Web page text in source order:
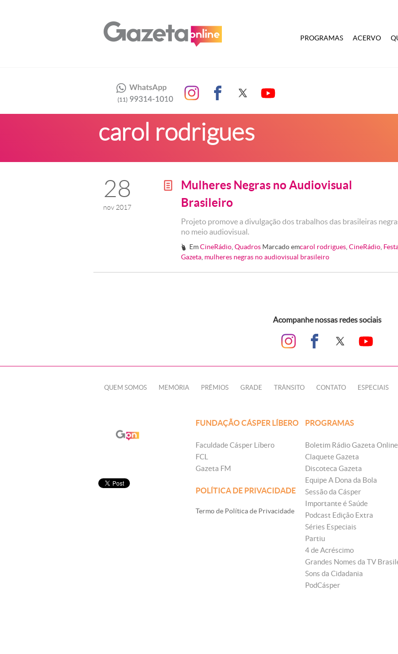
PROGRAMAS ACERVO
carol rodrigues
28
nov 2017
g
Mulheres Negras no Audiovisual
Brasileiro
Projeto promove a divulgação dos trabalhos das brasileiras
no meio audiovisual.
# EmCineRádio ,Quadros Marcado emcarol rodrigues ,CineRádio
Gazeta mulheres negras no audiovisual brasileiro
Acompanhe nossas redes sociais
QUEM SOMOS MEMÓRIA PRÊMIOS GRADE TRÂNSITO CONTATO ESPECIAIS
FUNDAÇÃO CÁSPER LÍBERO
Faculdade Cásper Líbero
FCL
Gazeta FM
POLÍTICA DE PRIVACIDADE
Termo de Política de Privacidade
PROGRAMAS
Boletim Rádio Gazeta Online
Claquete Gazeta
Discoteca Gazeta
Equipe A Dona da Bola
Sessão da Cásper
Importante é Saúde
Podcast Edição Extra
Séries Especiais
Partiu
4 de Acréscimo
Grandes Nomes da TV
Sons da Cidadania
PodCásper